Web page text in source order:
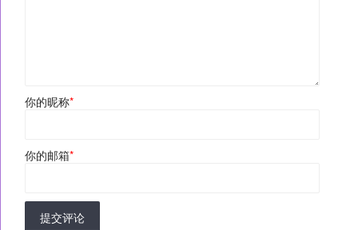
你的昵称*
你的邮箱*
提交评论